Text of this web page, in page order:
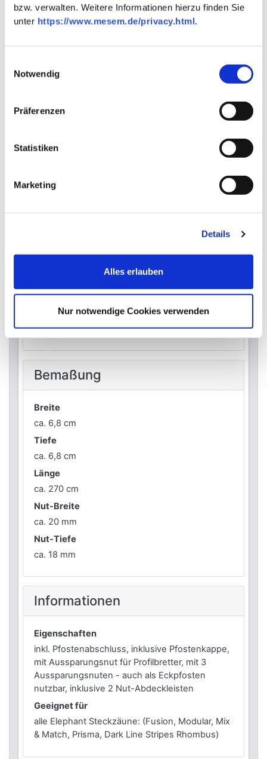
bzw. verwalten. Weitere Informationen hierzu finden Sie
unter https://www.mesem.de/privacy.html.
Notwendig
Präferenzen
Statistiken
Marketing
Details
Alles erlauben
Nur notwendige Cookies verwenden
Bezeichnung
Elephant
Zaun Pfosten
Modular
Allgemeine Daten
Farbe
Hinweis
Verwendung der durch den Hersteller
freigegebenen Systeme empfehlen.
Bemaßung
Breite
ca. 6,8 cm
Tiefe
ca. 6,8 cm
Länge
ca. 270 cm
Nut-Breite
ca. 20 mm
Nut-Tiefe
ca. 18 mm
Informationen
Eigenschaften
inkl. Pfostenabschluss, inklusive Pfostenkappe,
mit Aussparungsnut für Profilbretter, mit 3
Aussparungsnuten - auch als Eckpfosten
nutzbar, inklusive 2 Nut-Abdeckleisten
Geeignet für
alle Elephant Steckzäune: (Fusion, Modular, Mix
& Match, Prisma, Dark Line Stripes Rhombus)